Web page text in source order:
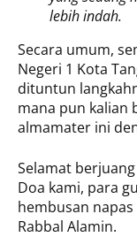
lebih indah.
Secara umum,
Negeri 1 Kota
dituntun
mana pun kalian
almamater ini
Selamat
Doa kami, para
hembusan
Rabbal Alamin.